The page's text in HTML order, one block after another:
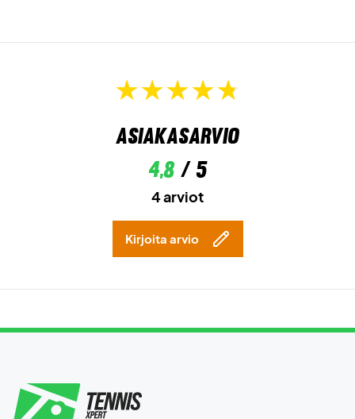
Asiakasarvio
4,8 / 5
4 arviot
Kirjoita arvio